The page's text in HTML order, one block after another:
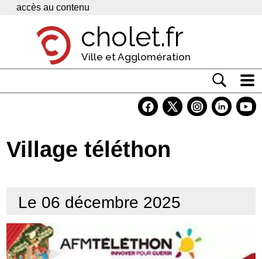
Panneau de gestion des cookies
accès au contenu
cholet.fr
Ville et Agglomération
Economie
Contacts
Village téléthon
Le 06 décembre 2025